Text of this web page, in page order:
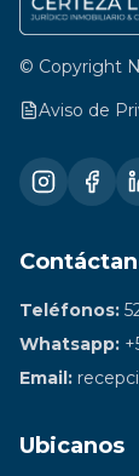
© Copyright
Aviso de
Teléfonos:
Whatsapp:
Email:
Ubicanos